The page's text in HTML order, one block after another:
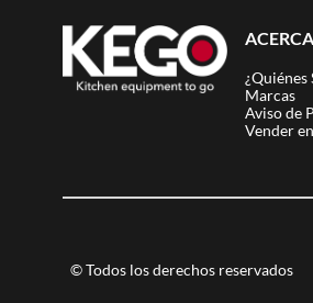
¿Quiénes
Marcas
Aviso de
Vender
© Todos los derechos reservados